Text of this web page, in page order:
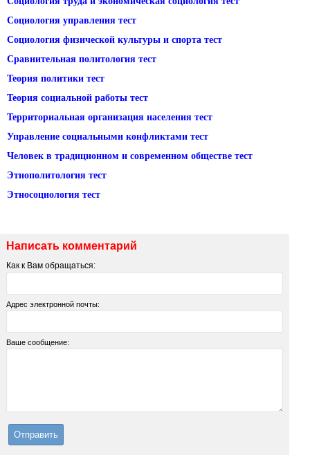
Социология управления тест
Социология физической культуры и спорта тест
Сравнительная политология тест
Теория политики тест
Теория социальной работы тест
Территориальная организация населения тест
Управление социальными конфликтами тест
Человек в традиционном и современном обществе тест
Этнополитология тест
Этносоциология тест
Написать комментарий
Как к Вам обращаться:
Адрес электронной почты:
Ваше сообщение: